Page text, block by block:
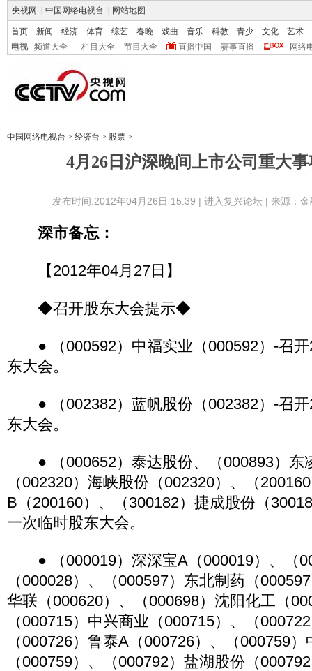
央视网 中国网络电视台 网站地图
首页 新闻 经济 体育 综艺 春晚 戏曲 音乐 科教 青少 文化
艺术
电视
频道大全 栏目大全 节目大全 直播中国 赛事直播 网络
中国网络电视台 > 经济台 > 股票 >
4月26日沪深晚间上市公司重大
发布时间:2012年04月26日 15:39 | 进入复兴论坛| 来源：
深市备忘：
【2012年04月27日】
◆召开股东大会提示◆
● （000592）中福实业（000592）-召开
东大会。
● （002382）蓝帆股份（002382）-召开
东大会。
● （000652）泰达股份、（000893）东
（002320）海峡股份（002320）、（
B（200160）、（300182）捷成股份（
一次临时股东大会。
● （000019）深深宝A（000019）、（
（000028）、（000597）东北制药（
华联（000620）、（000698）沈阳化工（
（000715）中兴商业（000715）、（
（000726）鲁泰A（000726）、（000759）
（000759）、（000792）盐湖股份（